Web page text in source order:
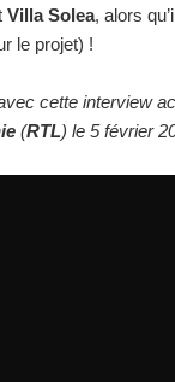
Villa Solea, alors
le projet) !
cette interview
(RTL) le 5 février